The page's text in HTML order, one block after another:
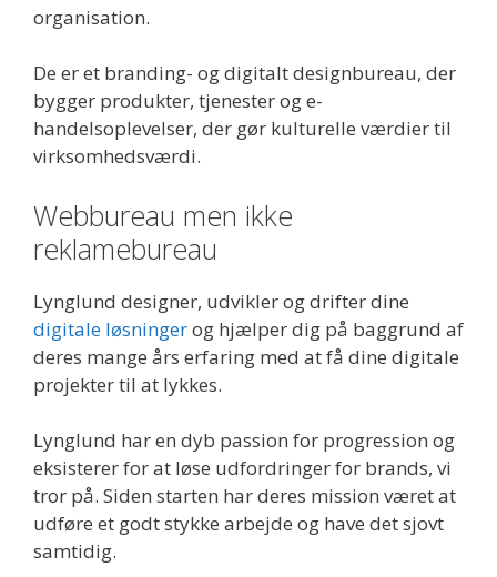
organisation.
De er et branding- og digitalt designbureau, der
bygger produkter, tjenester og e-
handelsoplevelser, der gør kulturelle værdier til
virksomhedsværdi.
Webbureau men ikke
reklamebureau
Lynglund designer, udvikler og drifter dine
digitale løsningerog hjælper dig på baggrund af
deres mange års erfaring med at få dine digitale
projekter til at lykkes.
Lynglund har en dyb passion for progression og
eksisterer for at løse udfordringer for brands, vi
tror på. Siden starten har deres mission været at
udføre et godt stykke arbejde og have det sjovt
samtidig.